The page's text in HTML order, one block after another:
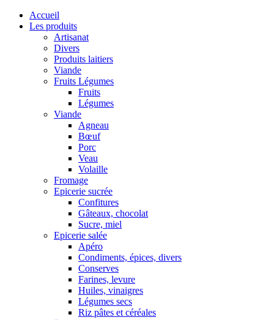
Accueil
Les produits
Artisanat
Divers
Produits laitiers
Viande
Fruits Légumes
Fruits
Légumes
Viande
Agneau
Bœuf
Porc
Veau
Volaille
Fromage
Epicerie sucrée
Confitures
Gâteaux, chocolat
Sucre, miel
Epicerie salée
Apéro
Condiments, épices, divers
Conserves
Farines, levure
Huiles, vinaigres
Légumes secs
Riz pâtes et céréales